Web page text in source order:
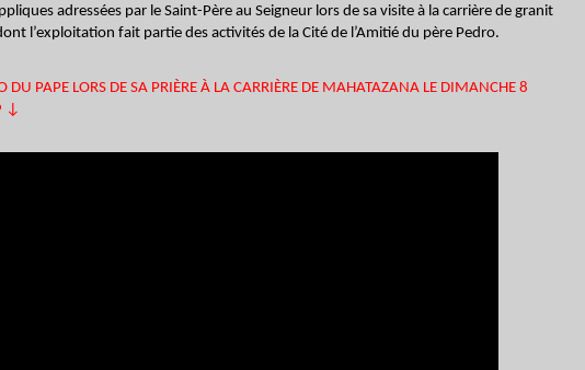
adressées par le Saint-Père au Seigneur lors de sa visite à la carrière de granit
l’exploitation fait partie des activités de la Cité de l’Amitié du père Pedro.
PAPE LORS DE SA PRIÈRE À LA CARRIÈRE DE MAHATAZANA LE DIMANCHE 8
↓